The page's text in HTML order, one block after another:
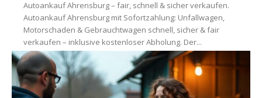
Autoankauf Ahrensburg – fair, schnell & sicher verkaufen.
Autoankauf Ahrensburg mit Sofortzahlung: Unfallwagen,
Motorschaden & Gebrauchtwagen schnell, sicher & fair
verkaufen – inklusive kostenloser Abholung. Der...